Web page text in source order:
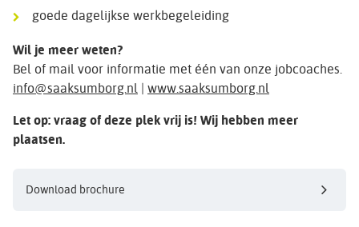
goede dagelijkse werkbegeleiding
Wil je meer weten?
Bel of mail voor informatie met één van onze jobcoaches.
info@saaksumborg.nl | www.saaksumborg.nl
Let op: vraag of deze plek vrij is! Wij hebben meer
plaatsen.
Download brochure